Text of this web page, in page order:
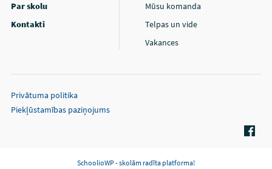
Par skolu
Kontakti
Mūsu komanda
Telpas un vide
Vakances
Privātuma politika
Piekļūstamības paziņojums
SchoolioWP - skolām radīta platforma!